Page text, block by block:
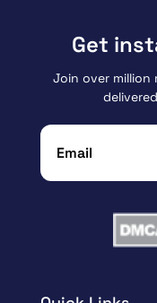
Get
Join over million